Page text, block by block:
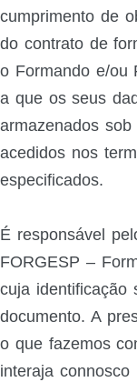
cumprimento de
do contrato de
o Formando e/ou
a que os seus
armazenados
acedidos nos
especificados.
É responsável
FORGESP –
cuja identificação
documento. A
o que fazemos
interaja